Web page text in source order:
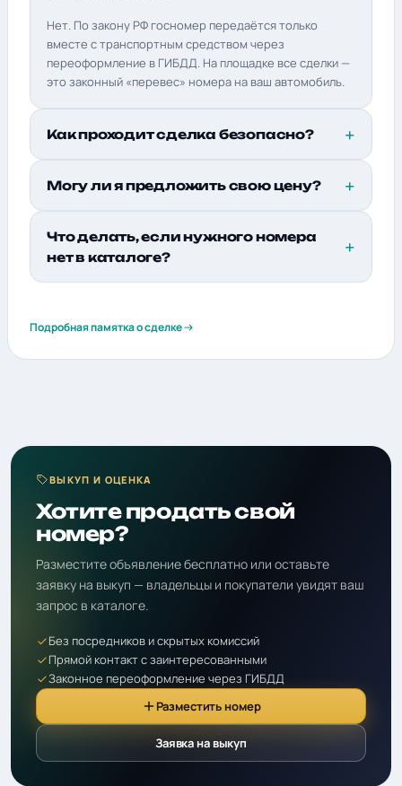
Нет. По закону РФ госномер передаётся только
вместе с транспортным средством через
переоформление в ГИБДД. На площадке все сделки —
это законный «перевес» номера на ваш автомобиль.
Как проходит сделка безопасно?
Могу ли я предложить свою цену?
Что делать, если нужного номера
нет в каталоге?
Подробная памятка о сделке
ВЫКУП И ОЦЕНКА
Хотите продать свой
номер?
Разместите объявление бесплатно или оставьте
заявку на выкуп — владельцы и покупатели увидят ваш
запрос в каталоге.
Без посредников и скрытых комиссий
Прямой контакт с заинтересованными
Законное переоформление через ГИБДД
Разместить номер
Заявка на выкуп